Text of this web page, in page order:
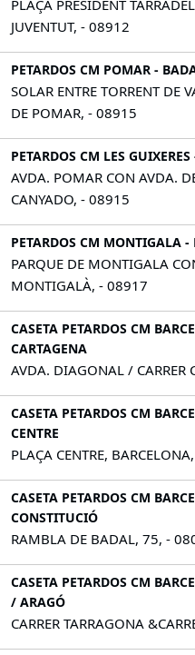
PLAÇA PRESIDENT
JUVENTUT, - 08912
PETARDOS CM POMAR -
SOLAR ENTRE TORRENT DE
DE POMAR, - 08915
PETARDOS CM LES
AVDA. POMAR CON AVDA.
CANYADO, - 08915
PETARDOS CM MONTIGALA
PARQUE DE MONTIGALA
MONTIGALÀ, - 08917
CASETA PETARDOS CM
CARTAGENA
AVDA. DIAGONAL / CARRER
CASETA PETARDOS CM
CENTRE
PLAÇA CENTRE,
CASETA PETARDOS CM
CONSTITUCIÓ
RAMBLA DE BADAL, 75, -
CASETA PETARDOS CM
/ ARAGÓ
CARRER TARRAGONA